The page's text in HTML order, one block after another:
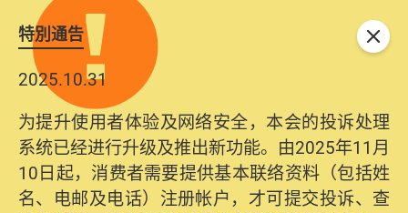
特別通告
2025.10.31
为提升使用者体验及网络安全，本会的投诉处理
系统已经进行升级及推出新功能。由2025年11月
10日起，消费者需要提供基本联络资料（包括姓
名、电邮及电话）注册帐户，才可提交投诉、查
关闭